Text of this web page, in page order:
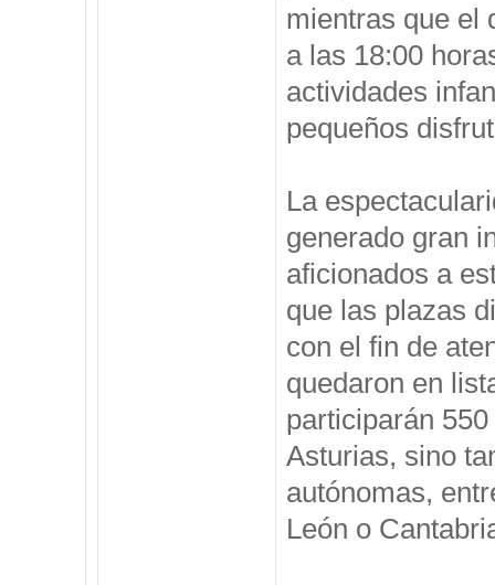
mientras que el
a las 18:00
actividades
pequeños
La
generado gran
aficionados a
que las plazas
con el fin de
quedaron en
participarán
Asturias, sino
autónomas,
León o